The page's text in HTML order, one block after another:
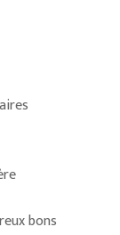
bons